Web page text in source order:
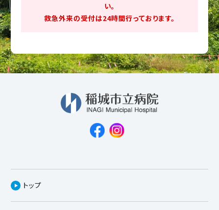
い。
救急外来の受付は24時間行っております。
トップ